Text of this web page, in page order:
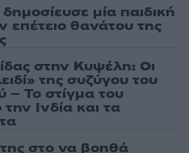
μία παιδική
επέτειο θανάτου της
στην Κυψέλη: Οι
της συζύγου του
Το στίγμα του
Ινδία και τα
στο να βοηθά